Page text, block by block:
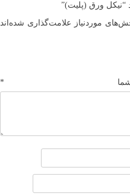
“نیکل ورق (پلیت)”
موردنیاز علامت‌گذاری شده‌اند
شما *